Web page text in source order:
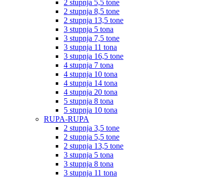
2 stupnja 5,5 tone
2 stupnja 8,5 tone
2 stupnja 13,5 tone
3 stupnja 5 tona
3 stupnja 7,5 tone
3 stupnja 11 tona
3 stupnja 16,5 tone
4 stupnja 7 tona
4 stupnja 10 tona
4 stupnja 14 tona
4 stupnja 20 tona
5 stupnja 8 tona
5 stupnja 10 tona
RUPA-RUPA
2 stupnja 3,5 tone
2 stupnja 5,5 tone
2 stupnja 13,5 tone
3 stupnja 5 tona
3 stupnja 8 tona
3 stupnja 11 tona